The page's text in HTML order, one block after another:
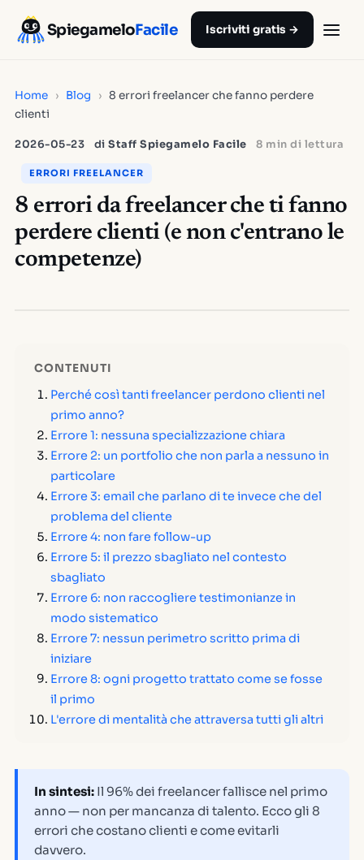
SpiegameloFacile Iscriviti gratis →
Home › Blog › 8 errori freelancer che fanno perdere
clienti
2026-05-23 di Staff Spiegamelo Facile 8 min di lettura
ERRORI FREELANCER
8 errori da freelancer che ti fanno
perdere clienti (e non c'entrano le
competenze)
CONTENUTI
Perché così tanti freelancer perdono clienti nel
primo anno?
Errore 1: nessuna specializzazione chiara
Errore 2: un portfolio che non parla a nessuno in
particolare
Errore 3: email che parlano di te invece che del
problema del cliente
Errore 4: non fare follow-up
Errore 5: il prezzo sbagliato nel contesto
sbagliato
Errore 6: non raccogliere testimonianze in
modo sistematico
Errore 7: nessun perimetro scritto prima di
iniziare
Errore 8: ogni progetto trattato come se fosse
il primo
L'errore di mentalità che attraversa tutti gli altri
In sintesi: Il 96% dei freelancer fallisce nel primo
anno — non per mancanza di talento. Ecco gli 8
errori che costano clienti e come evitarli
davvero.